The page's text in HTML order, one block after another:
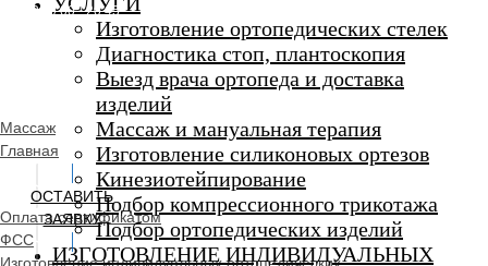
Пн-Вс 9:00 - 20:45
салон
Изготовление ортопедических стелек
Диагностика стоп, плантоскопия
Выезд врача ортопеда и доставка
изделий
Массаж и мануальная терапия
Изготовление силиконовых ортезов
Кинезиотейпирование
Подбор компрессионного трикотажа
Подбор ортопедических изделий
ИЗГОТОВЛЕНИЕ ИНДИВИДУАЛЬНЫХ
Массаж
Главная
ОСТАВИТЬ
ЗАЯВКУ
Оплата сертификатом
ФСС